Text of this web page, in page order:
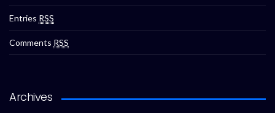
Entries RSS
Comments RSS
Archives